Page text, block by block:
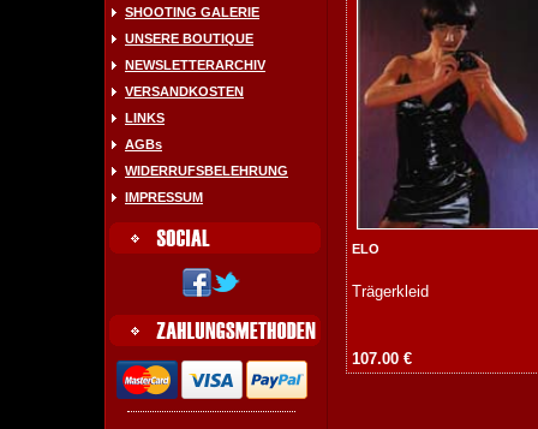
SHOOTING GALERIE
UNSERE BOUTIQUE
NEWSLETTERARCHIV
VERSANDKOSTEN
LINKS
AGBs
WIDERRUFSBELEHRUNG
IMPRESSUM
ELO
Trägerkleid
107.00 €